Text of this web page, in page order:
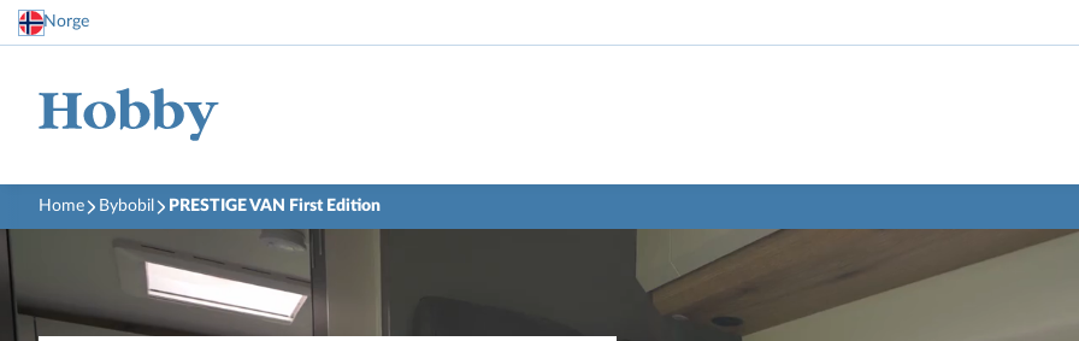
Norge
Home Bybobil PRESTIGE VAN First Edition